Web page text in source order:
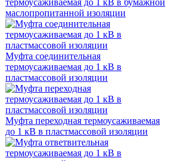
термоусаживаемая до 1 кВ в бумажной
маслопропитанной изоляции
Муфта соединительная
термоусаживаемая до 1 кВ в
пластмассовой изоляции
Муфта переходная термоусаживаемая
до 1 кВ в пластмассовой изоляции